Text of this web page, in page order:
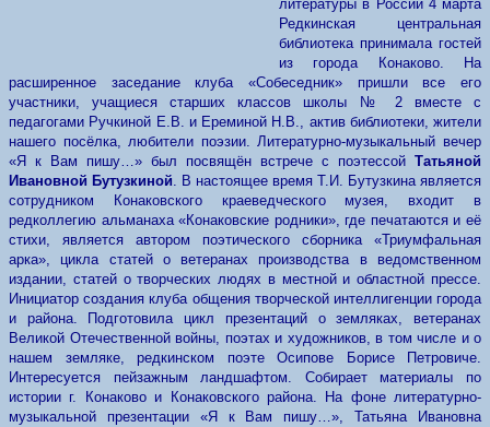
литературы в России 4 марта
Редкинская центральная
библиотека принимала гостей
из города Конаково. На
расширенное заседание клуба «Собеседник» пришли все его
участники, учащиеся старших классов школы № 2 вместе с
педагогами Ручкиной Е.В. и Ереминой Н.В., актив библиотеки, жители
нашего посёлка, любители поэзии. Литературно-музыкальный вечер
«Я к Вам пишу…» был посвящён встрече с поэтессой Татьяной
Ивановной Бутузкиной. В настоящее время Т.И. Бутузкина является
сотрудником Конаковского краеведческого музея, входит в
редколлегию альманаха «Конаковские родники», где печатаются и её
стихи, является автором поэтического сборника «Триумфальная
арка», цикла статей о ветеранах производства в ведомственном
издании, статей о творческих людях в местной и областной прессе.
Инициатор создания клуба общения творческой интеллигенции города
и района. Подготовила цикл презентаций о земляках, ветеранах
Великой Отечественной войны, поэтах и художников, в том числе и о
нашем земляке, редкинском поэте Осипове Борисе Петровиче.
Интересуется пейзажным ландшафтом. Собирает материалы по
истории г. Конаково и Конаковского района. На фоне литературно-
музыкальной презентации «Я к Вам пишу…», Татьяна Ивановна